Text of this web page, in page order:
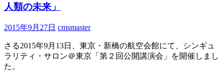
人類の未来」
2015年9月27日 cmsmaster
さる2015年9月13日、東京・新橋の航空会館にて、シンギュ
ラリティ・サロン＠東京「第２回公開講演会」を開催しまし
た。